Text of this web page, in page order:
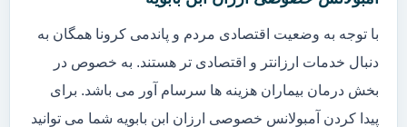
با توجه به وضعیت اقتصادی مردم و پاندمی کرونا همگان به
دنبال خدمات ارزانتر و اقتصادی تر هستند. به خصوص در
بخش درمان بیماران هزینه ها سرسام آور می باشد. برای
پیدا کردن آمبولانس خصوصی ارزان ابن بابویه شما می توانید